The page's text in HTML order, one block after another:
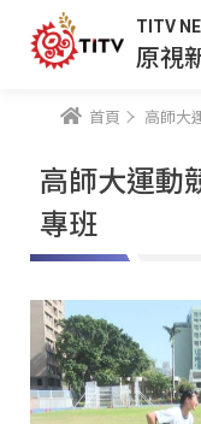
TITV
原視
首頁 高師大
高師大運動
專班